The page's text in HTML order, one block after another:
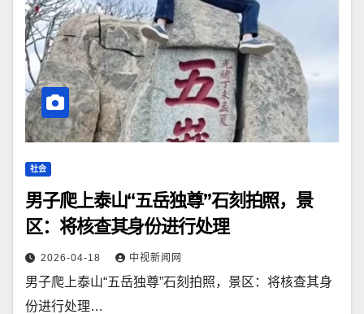
社会
男子爬上泰山“五岳独尊”石刻拍照，景
区：将核查其身份进行处理
2026-04-18 中视新闻网
男子爬上泰山“五岳独尊”石刻拍照，景区：将核查其身
份进行处理…